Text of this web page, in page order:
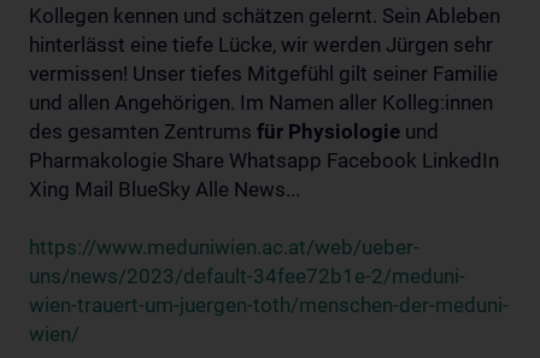
Kollegen kennen und schätzen gelernt. Sein Ableben
hinterlässt eine tiefe Lücke, wir werden Jürgen sehr
vermissen! Unser tiefes Mitgefühl gilt seiner Familie
und allen Angehörigen. Im Namen aller Kolleg:innen
des gesamten Zentrums für Physiologie und
Pharmakologie Share Whatsapp Facebook LinkedIn
Xing Mail BlueSky Alle News...
https://www.meduniwien.ac.at/web/ueber-
uns/news/2023/default-34fee72b1e-2/meduni-
wien-trauert-um-juergen-toth/menschen-der-meduni-
wien/